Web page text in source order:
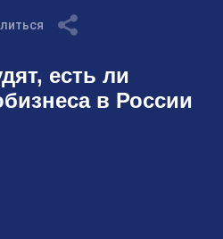
есть ли
в России